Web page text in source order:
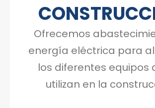
ComercialOfrecemos
energía eléctrica para
los diferentes equipos
utilizan en la